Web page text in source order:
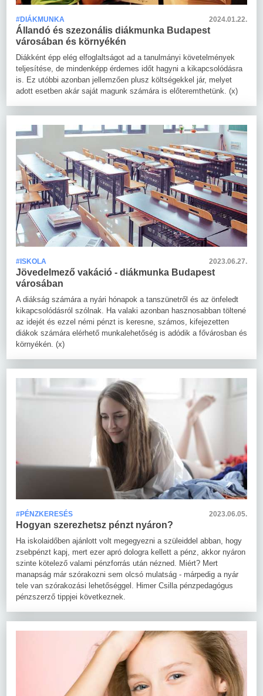
#DIÁKMUNKA 2024.01.22.
Állandó és szezonális diákmunka Budapest
városában és környékén
Diákként épp elég elfoglaltságot ad a tanulmányi követelmények
teljesítése, de mindenképp érdemes időt hagyni a kikapcsolódásra
is. Ez utóbbi azonban jellemzően plusz költségekkel jár, melyet
adott esetben akár saját magunk számára is előteremthetünk. (x)
#ISKOLA 2023.06.27.
Jövedelmező vakáció - diákmunka Budapest
városában
A diákság számára a nyári hónapok a tanszünetről és az önfeledt
kikapcsolódásról szólnak. Ha valaki azonban hasznosabban töltené
az idejét és ezzel némi pénzt is keresne, számos, kifejezetten
diákok számára elérhető munkalehetőség is adódik a fővárosban és
környékén. (x)
#PÉNZKERESÉS 2023.06.05.
Hogyan szerezhetsz pénzt nyáron?
Ha iskolaidőben ajánlott volt megegyezni a szüleiddel abban, hogy
zsebpénzt kapj, mert ezer apró dologra kellett a pénz, akkor nyáron
szinte kötelező valami pénzforrás után nézned. Miért? Mert
manapság már szórakozni sem olcsó mulatság - márpedig a nyár
tele van szórakozási lehetőséggel. Himer Csilla pénzpedagógus
pénzszerző tippjei következnek.